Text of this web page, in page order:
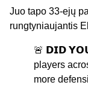
Juo tapo 33-ejų
rungtyniaujantis
🚨 𝗗𝗜𝗗
players
more